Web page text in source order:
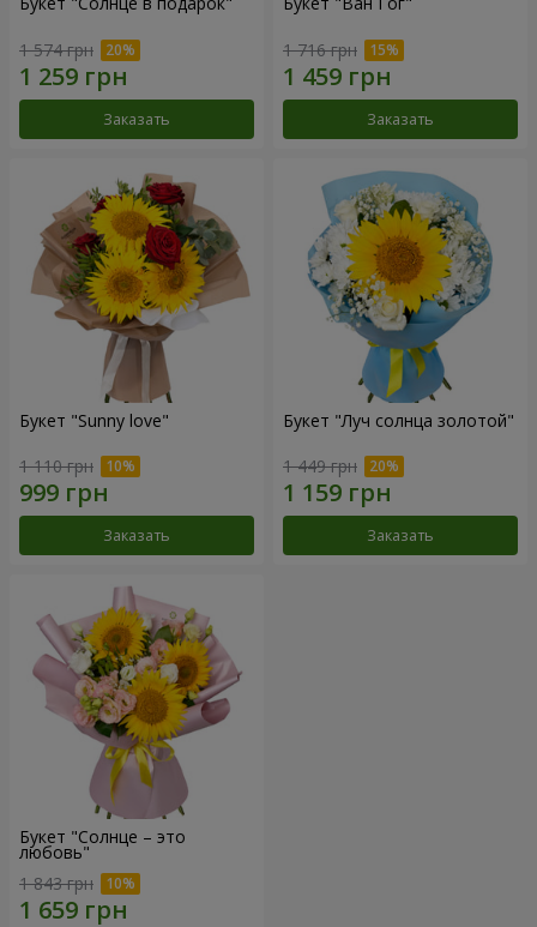
1 574 грн
Заказать
1 716 грн
Заказать
Букет "Sunny love"
1 110 грн
Заказать
Букет "Луч солнца золотой"
1 449 грн
Заказать
Букет "Солнце – это
любовь"
1 843 грн